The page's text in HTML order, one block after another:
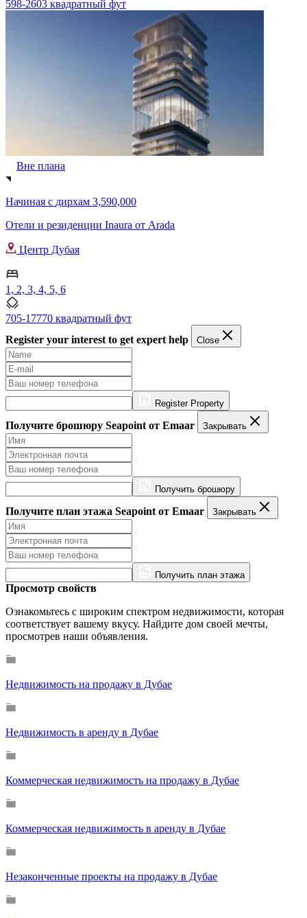
598-2603 квадратный фут
Вне плана
Начиная с дирхам 3,590,000
Отели и резиденции Inaura от Arada
Центр Дубая
1, 2, 3, 4, 5, 6
705-17770 квадратный фут
Register your interest to get expert help
Close
Register Property
Получите брошюру Seapoint от Emaar Закрывать
Получить брошюру
Получите план этажа Seapoint от Emaar Закрывать
Получить план этажа
Просмотр свойств
Ознакомьтесь с широким спектром недвижимости, которая
соответствует вашему вкусу. Найдите дом своей мечты,
просмотрев наши объявления.
Недвижимость на продажу в Дубае
Недвижимость в аренду в Дубае
Коммерческая недвижимость на продажу в Дубае
Коммерческая недвижимость в аренду в Дубае
Незаконченные проекты на продажу в Дубае